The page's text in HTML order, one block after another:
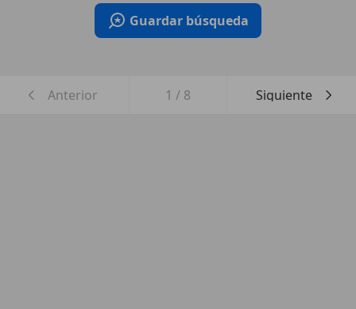
Guardar búsqueda
Anterior 1 / 8 Siguiente